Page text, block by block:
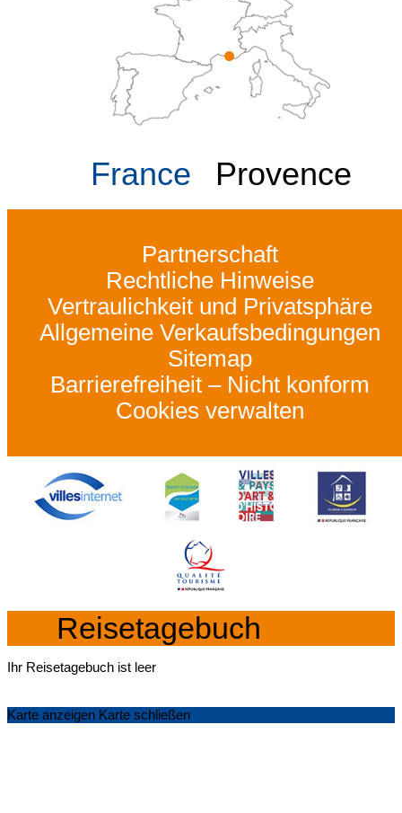
France Provence
Partnerschaft
Rechtliche Hinweise
Vertraulichkeit und Privatsphäre
Allgemeine Verkaufsbedingungen
Sitemap
Barrierefreiheit – Nicht konform
Cookies verwalten
Reisetagebuch
Ihr Reisetagebuch ist leer
Karte anzeigen Karte schließen